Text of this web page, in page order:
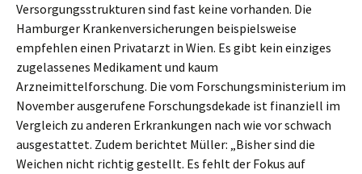
Versorgungsstrukturen sind fast keine vorhanden. Die
Hamburger Krankenversicherungen beispielsweise
empfehlen einen Privatarzt in Wien. Es gibt kein einziges
zugelassenes Medikament und kaum
Arzneimittelforschung. Die vom Forschungsministerium im
November ausgerufene Forschungsdekade ist finanziell im
Vergleich zu anderen Erkrankungen nach wie vor schwach
ausgestattet. Zudem berichtet Müller: „Bisher sind die
Weichen nicht richtig gestellt. Es fehlt der Fokus auf